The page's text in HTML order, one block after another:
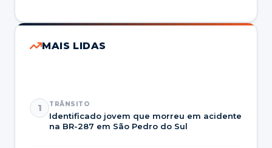
MAIS LIDAS
1 TRÂNSITO
Identificado jovem que morreu em acidente
na BR-287 em São Pedro do Sul